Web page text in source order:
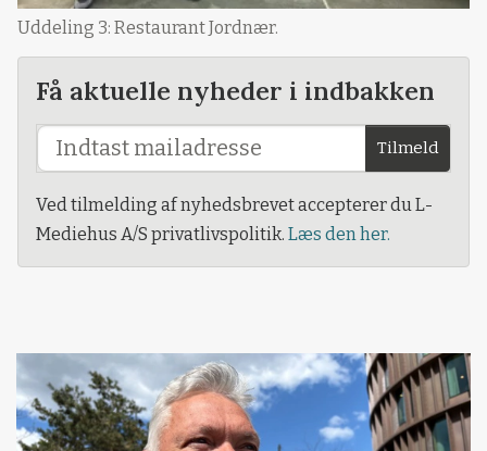
Uddeling 3: Restaurant Jordnær.
Få aktuelle nyheder i indbakken
Tilmeld
Ved tilmelding af nyhedsbrevet accepterer du L-
Mediehus A/S privatlivspolitik. Læs den her.